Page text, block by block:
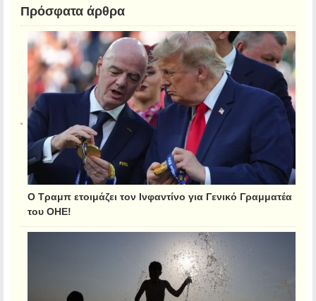
Πρόσφατα άρθρα
Ο Τραμπ ετοιμάζει τον Ινφαντίνο για Γενικό Γραμματέα
του ΟΗΕ!